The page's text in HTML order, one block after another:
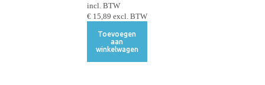
incl. BTW
€15,89 excl. BTW
Toevoegen
aan
winkelwagen